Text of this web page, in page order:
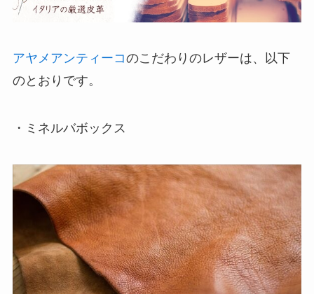
アヤメアンティーコのこだわりのレザーは、以下
のとおりです。
・ミネルバボックス